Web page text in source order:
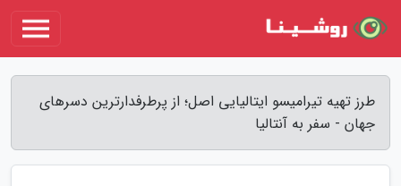
طرز تهیه تیرامیسو ایتالیایی اصل؛ از پرطرفدارترین دسرهای
جهان - سفر به آنتالیا